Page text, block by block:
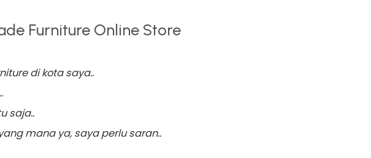
Furniture Online Store
di kota saya..
saja..
mana ya, saya perlu saran..